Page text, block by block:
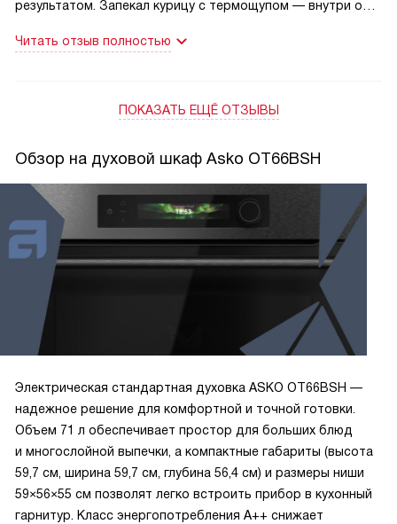
результатом. Запекал курицу с термощупом — внутри она
благодаря Celsius Cooking, поэтому блюдо получилось
дети попросили добавку! Панель удобная, цветной экран
реально помогают по будням. Телескопические
и Aqua Clean экономят время на чистке. Автопрограммы и
режимы дают простор для экспериментов, подогрев
блюд выручает при приёмах гостей. Работа тихая, дверца
плавно движется — в целом техника радует и уверена в
своих задачах.
Читать отзыв полностью
ПОКАЗАТЬ ЕЩЁ ОТЗЫВЫ
Обзор на духовой шкаф Asko OT66BSH
Электрическая стандартная духовка ASKO OT66BSH —
надежное решение для комфортной и точной готовки.
Объем 71 л обеспечивает простор для больших блюд
и многослойной выпечки, а компактные габариты (высота
59,7 см, ширина 59,7 см, глубина 56,4 см) и размеры ниши
59×56×55 см позволят легко встроить прибор в кухонный
гарнитур. Класс энергопотребления A++ снижает